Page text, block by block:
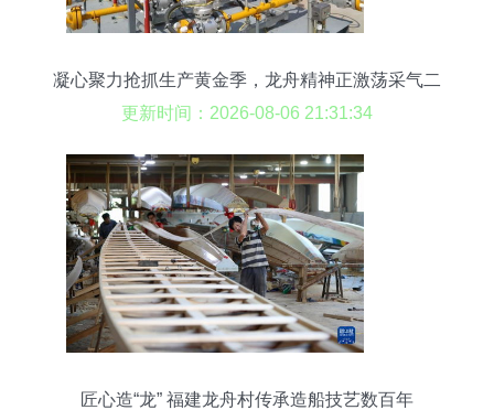
凝心聚力抢抓生产黄金季，龙舟精神正激荡采气二
厂
更新时间：2026-08-06 21:31:34
匠心造“龙” 福建龙舟村传承造船技艺数百年